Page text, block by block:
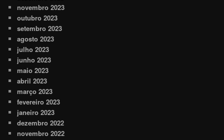
novembro 2023
outubro 2023
setembro 2023
agosto 2023
julho 2023
junho 2023
maio 2023
abril 2023
março 2023
fevereiro 2023
janeiro 2023
dezembro 2022
novembro 2022